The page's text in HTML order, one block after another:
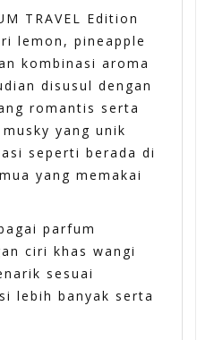
TRAVEL Edition
lemon, pineapple
kombinasi aroma
disusul dengan
romantis serta
yang unik
seperti berada di
yang memakai
parfum
ciri khas wangi
sesuai
lebih banyak serta